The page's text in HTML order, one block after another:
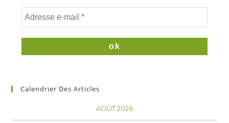
Calendrier Des Articles
AOÛT 2026